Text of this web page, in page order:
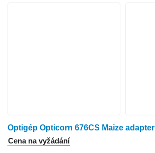
Optigép Opticorn 676CS Maize adapter
Cena na vyžádání